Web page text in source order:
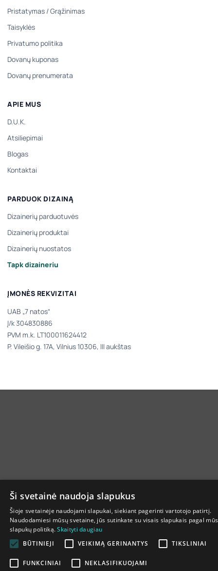
Pristatymas /Grąžinimas
Taisyklės
Privatumo politika
Dovanų kuponas
Dovanų prenumerata
APIE MUS
D.U.K.
Atsiliepimai
Blogas
Kontaktai
PARDUOK DIZAINĄ
Dizainerių parduotuvės
Dizainerių produktai
Dizainerių nuostatos
Tapk dizaineriu
ĮMONĖS REKVIZITAI
UAB „7 natos“
Į/k 304830886
PVM m.k. LT100011624412
P. Vileišio g. 17A, Vilnius 10306, III aukštas
Ši svetainė naudoja slapukus
Šioje svetainėje naudojami slapukai, siekiant pagerinti vartotojo patirtį.
Naudodamiesi mūsų svetaine, jūs sutinkate su visais slapukais pagal
slapukų politiką.Skaityti daugiau
BŪTINIEJI
VEIKIMĄ GERINANTYS TIKSLINIAI
FUNKCINIAI NEKLASIFIKUOJAMI